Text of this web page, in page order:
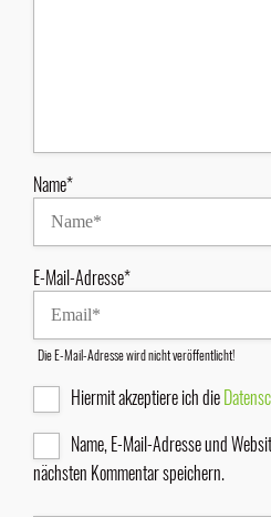
Name*
E-Mail-Adresse*
Die E-Mail-Adresse wird nicht veröffentlicht!
Hiermit akzeptiere ich die
Name, E-Mail-Adresse und
nächsten Kommentar speichern.